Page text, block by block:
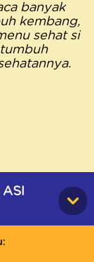
banyak
kembang,
sehat si